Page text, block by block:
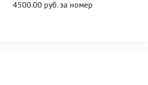
4500.00 руб. за номер